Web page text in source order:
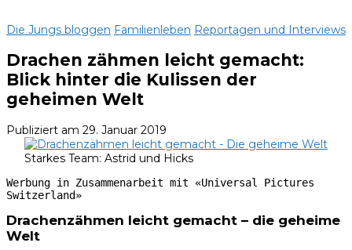
Die Jungs bloggen Familienleben Reportagen und Interviews
Drachen zähmen leicht gemacht:
Blick hinter die Kulissen der
geheimen Welt
Publiziert am 29. Januar 2019
Starkes Team: Astrid und Hicks
Werbung in Zusammenarbeit mit «Universal Pictures
Switzerland»
Drachenzähmen leicht gemacht – die geheime
Welt